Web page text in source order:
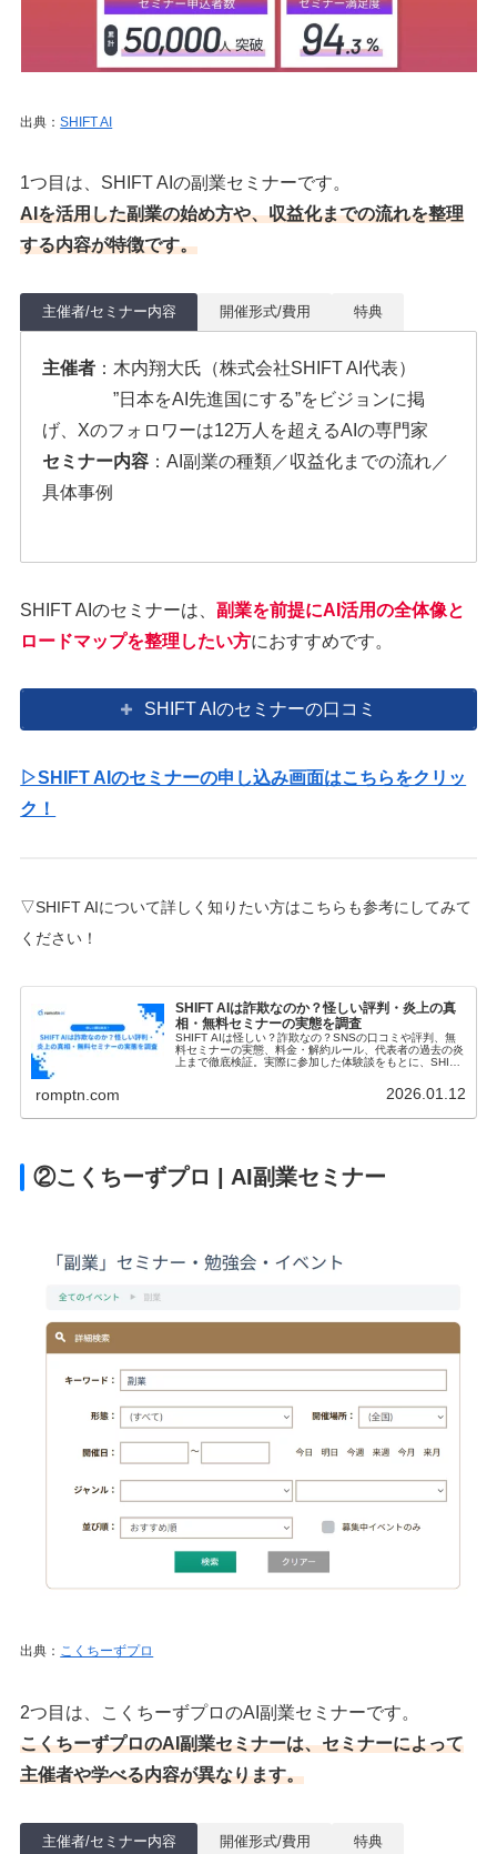
出典：SHIFT AI
1つ目は、SHIFT AIの副業セミナーです。
AIを活用した副業の始め方や、収益化までの流れを整理
する内容が特徴です。
主催者/セミナー内容 開催形式/費用 特典
主催者 ：木内翔大氏（株式会社SHIFT AI代表）
”日本をAI先進国にする”をビジョンに掲
げ、Xのフォロワーは12万人を超えるAIの専門家
セミナー内容 ：AI副業の種類／収益化までの流れ／
具体事例
SHIFT AIのセミナーは、副業を前提にAI活用の全体像と
ロードマップを整理したい方におすすめです。
SHIFT AIのセミナーの口コミ
▷SHIFT AIのセミナーの申し込み画面はこちらをクリッ
ク！
▽SHIFT AIについて詳しく知りたい方はこちらも参考にしてみて
ください！
SHIFT AIは詐欺なのか？怪しい評判・炎上の真
相・無料セミナーの実態を調査
SHIFT AIは怪しい？詐欺なの？SNSの口コミや評判、無
料セミナーの実態、料金・解約ルール、代表者の過去の炎
上まで徹底検証。実際に参加した体験談をもとに、SHIFT
romptn.com 2026.01.12
②こくちーずプロ | AI副業セミナー
出典： こくちーずプロ
2つ目は、こくちーずプロのAI副業セミナーです。
こくちーずプロのAI副業セミナーは、セミナーによって
主催者や学べる内容が異なります。
主催者/セミナー内容 開催形式/費用 特典